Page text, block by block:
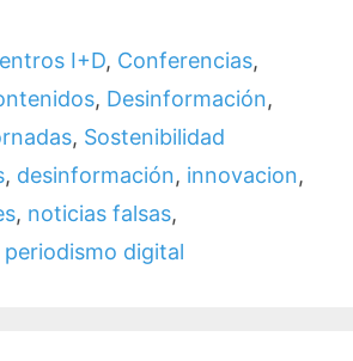
I+D, Conferencias,
, Desinformación,
, Sostenibilidad
, desinformación, innovacion,
, noticias falsas,
periodismo digital